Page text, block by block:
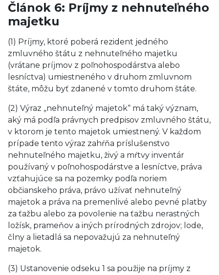
Článok 6: Príjmy z nehnuteľného
majetku
(1) Príjmy, ktoré poberá rezident jedného
zmluvného štátu z nehnuteľného majetku
(vrátane príjmov z poľnohospodárstva alebo
lesníctva) umiestneného v druhom zmluvnom
štáte, môžu byť zdanené v tomto druhom štáte.
(2) Výraz „nehnuteľný majetok“ má taký význam,
aký má podľa právnych predpisov zmluvného štátu,
v ktorom je tento majetok umiestnený. V každom
prípade tento výraz zahŕňa príslušenstvo
nehnuteľného majetku, živý a mŕtvy inventár
používaný v poľnohospodárstve a lesníctve, práva
vzťahujúce sa na pozemky podľa noriem
občianskeho práva, právo užívať nehnuteľný
majetok a práva na premenlivé alebo pevné platby
za ťažbu alebo za povolenie na ťažbu nerastných
ložísk, prameňov a iných prírodných zdrojov; lode,
člny a lietadlá sa nepovažujú za nehnuteľný
majetok.
(3) Ustanovenie odseku 1 sa použije na príjmy z